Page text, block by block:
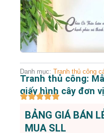
Danh mục: Tranh thủ công
Tranh thủ công:
giấy hình cây đơn
BẢNG GIÁ BÁN
MUA SLL